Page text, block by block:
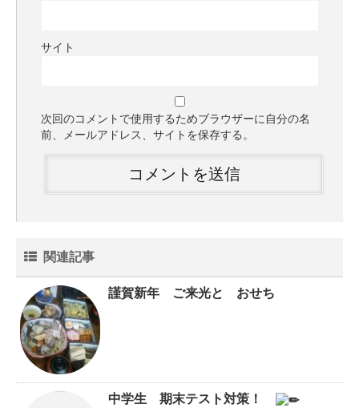
サイト
次回のコメントで使用するためブラウザーに自分の名
前、メールアドレス、サイトを保存する。
関連記事
謹賀新年 ご来光と おせち
中学生 期末テスト対策！